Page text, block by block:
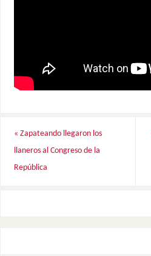
« Zapateando llegaron los
llaneros al Congreso de la
República